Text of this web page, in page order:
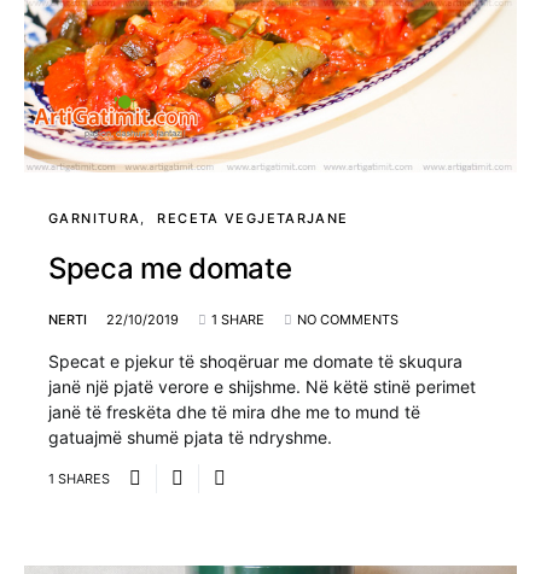
GARNITURA RECETA VEGJETARJANE
Speca me domate
NERTI 22/10/2019 1 SHARE NO COMMENTS
Specat e pjekur të shoqëruar me domate të skuqura
janë një pjatë verore e shijshme. Në këtë stinë perimet
janë të freskëta dhe të mira dhe me to mund të
gatuajmë shumë pjata të ndryshme.
1 SHARES